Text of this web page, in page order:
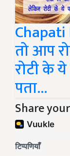
Chapati
तो आप
रोटी के
पता...
Share